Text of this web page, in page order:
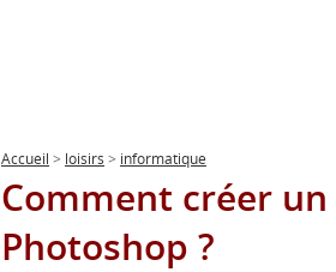
Accueil > loisirs > informatique
Comment créer
Photoshop ?